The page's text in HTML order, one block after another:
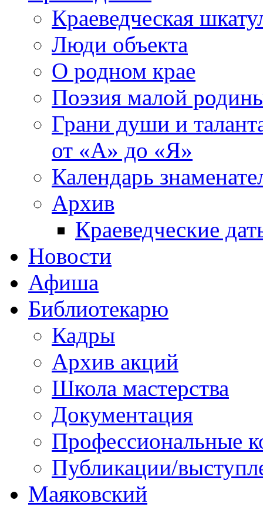
Краеведческая
Люди объекта
О родном крае
Поэзия малой
Грани души и
от «А» до «Я»
Календарь
Архив
Краеведческие
Новости
Афиша
Библиотекарю
Кадры
Архив акций
Школа мастерства
Документация
Профессиональные
Публикации/
Маяковский